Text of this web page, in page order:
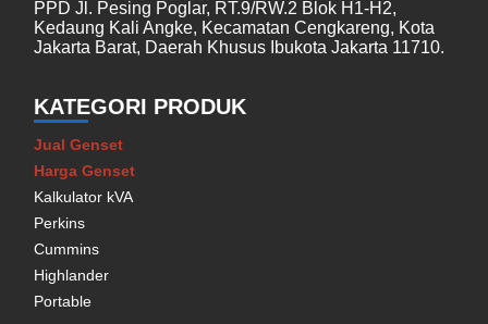
PPD Jl. Pesing Poglar, RT.9/RW.2 Blok H1-H2,
Kedaung Kali Angke, Kecamatan Cengkareng, Kota
Jakarta Barat, Daerah Khusus Ibukota Jakarta 11710.
KATEGORI PRODUK
Jual Genset
Harga Genset
Kalkulator kVA
Perkins
Cummins
Highlander
Portable